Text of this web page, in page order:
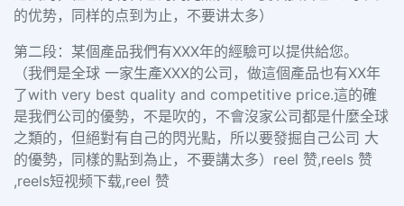
的优势，同样的点到为止，不要讲太多）
第二段：某個產品我們有XXX年的經驗可以提供給您。
（我們是全球 一家生產XXX的公司，做這個產品也有XX年
了with very best quality and competitive price.這的確
是我們公司的優勢，不是吹的，不會沒家公司都是什麼全球
之類的，但絕對有自己的閃光點，所以要發掘自己公司 大
的優勢，同樣的點到為止，不要講太多）reel 赞,reels 赞
,reels短视频下载,reel 赞